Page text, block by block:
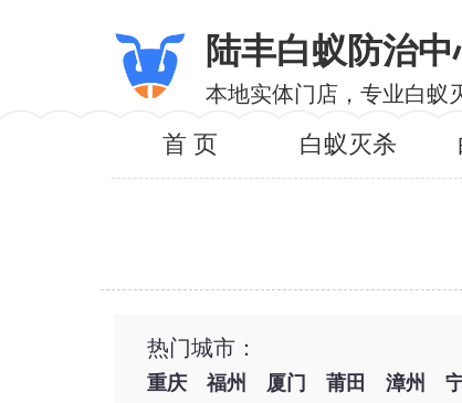
陆丰白蚁防治中
本地实体门店，专业白蚁
首 页 白蚁灭杀
热门城市：
重庆 福州 厦门 莆田 漳州